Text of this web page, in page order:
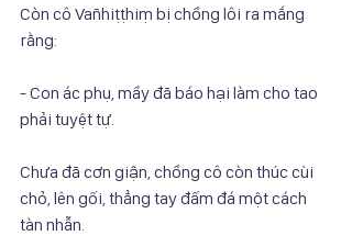
Còn cô Vañhiṭṭhiṃ bị chồng lôi ra mắng
rằng:
- Con ác phụ, mầy đã báo hại làm cho tao
phải tuyệt tự.
Chưa đã cơn giận, chồng cô còn thúc cùi
chỏ, lên gối, thẳng tay đấm đá một cách
tàn nhẫn.